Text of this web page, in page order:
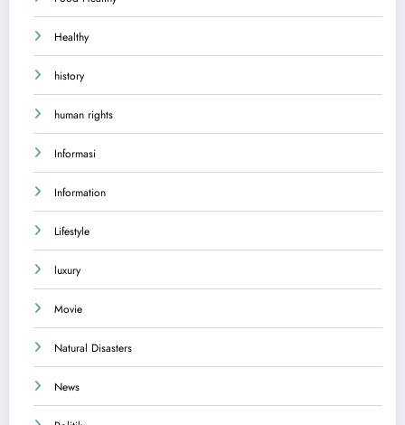
Healthy
history
human rights
Informasi
Information
Lifestyle
luxury
Movie
Natural Disasters
News